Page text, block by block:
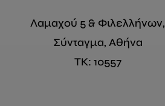
Λαμαχού 5 & Φιλελλήνων,
Σύνταγμα, Αθήνα
ΤΚ: 10557